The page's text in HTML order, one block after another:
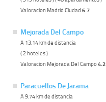
Valoracion Madrid Ciudad 6.7
Mejorada Del Campo
A 13.14 km de distancia
( 2 hoteles )
Valoracion Mejorada Del Campo4.2
Paracuellos De Jarama
A 9.74 km de distancia